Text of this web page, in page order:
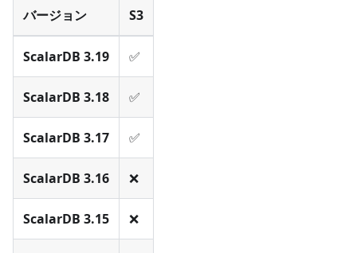
バージョン S3
ScalarDB 3.19 ✅
ScalarDB 3.18 ✅
ScalarDB 3.17 ✅
ScalarDB 3.16 ❌
ScalarDB 3.15 ❌